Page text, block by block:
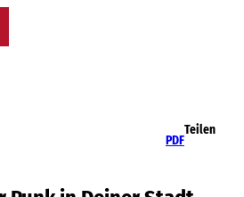
PDF
Teilen